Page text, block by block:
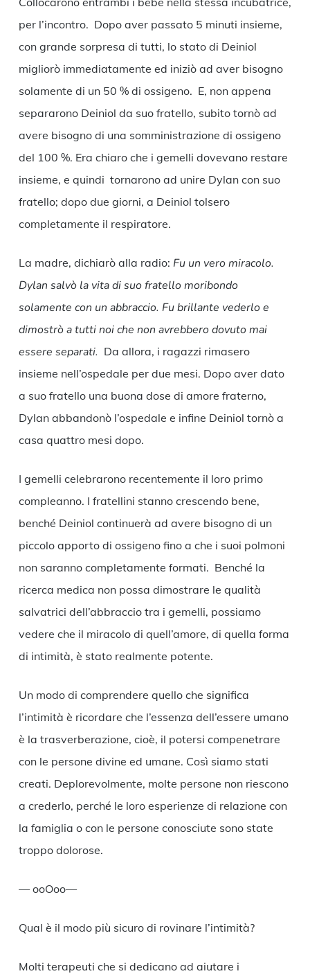
per l’incontro. Dopo aver passato 5 minuti insieme,
con grande sorpresa di tutti, lo stato di Deiniol
migliorò immediatamente ed iniziò ad aver bisogno
solamente di un 50 % di ossigeno. E, non appena
separarono Deiniol da suo fratello, subito tornò ad
avere bisogno di una somministrazione di ossigeno
del 100 %. Era chiaro che i gemelli dovevano restare
insieme, e quindi tornarono ad unire Dylan con suo
fratello; dopo due giorni, a Deiniol tolsero
completamente il respiratore.
La madre, dichiarò alla radio: Fu un vero miracolo.
Dylan salvò la vita di suo fratello moribondo
solamente con un abbraccio. Fu brillante vederlo e
dimostrò a tutti noi che non avrebbero dovuto mai
essere separati. Da allora, i ragazzi rimasero
insieme nell’ospedale per due mesi. Dopo aver dato
a suo fratello una buona dose di amore fraterno,
Dylan abbandonò l’ospedale e infine Deiniol tornò a
casa quattro mesi dopo.
I gemelli celebrarono recentemente il loro primo
compleanno. I fratellini stanno crescendo bene,
benché Deiniol continuerà ad avere bisogno di un
piccolo apporto di ossigeno fino a che i suoi polmoni
non saranno completamente formati. Benché la
ricerca medica non possa dimostrare le qualità
salvatrici dell’abbraccio tra i gemelli, possiamo
vedere che il miracolo di quell’amore, di quella forma
di intimità, è stato realmente potente.
Un modo di comprendere quello che significa
l’intimità è ricordare che l’essenza dell’essere umano
è la trasverberazione, cioè, il potersi compenetrare
con le persone divine ed umane. Così siamo stati
creati. Deplorevolmente, molte persone non riescono
a crederlo, perché le loro esperienze di relazione con
la famiglia o con le persone conosciute sono state
troppo dolorose.
— ooOoo—
Qual è il modo più sicuro di rovinare l’intimità?
Molti terapeuti che si dedicano ad aiutare i